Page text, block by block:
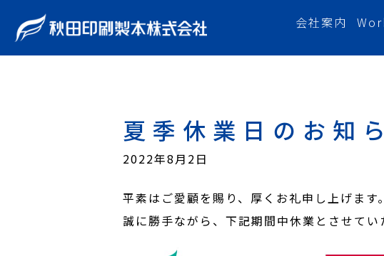
会社案内
夏季休業日のお知
2022年8月2日
平素はご愛顧を賜り、厚くお礼申し上げます。
誠に勝手ながら、下記期間中休業とさせてい